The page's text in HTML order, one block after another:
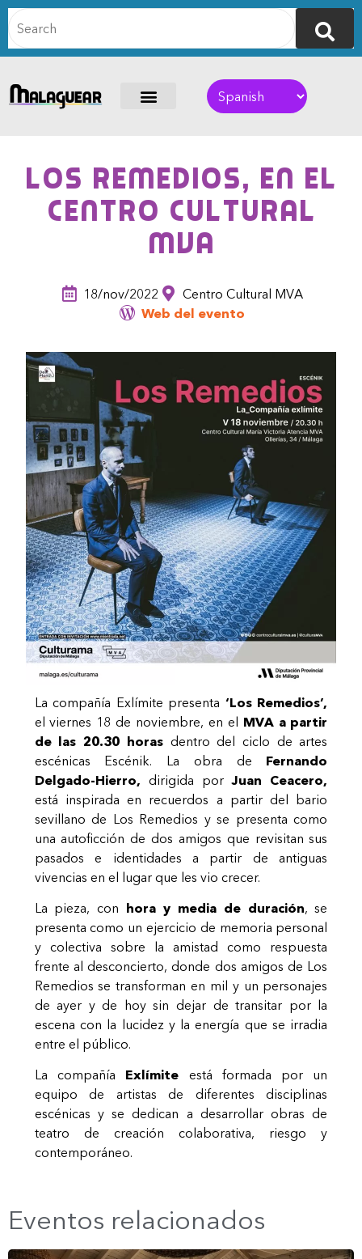
Los Remedios, en el
Centro Cultural
MVA
18/nov/2022
Centro Cultural MVA
Web del evento
La compañía Exlímite presenta ‘Los Remedios’,
el viernes 18 de noviembre, en el MVA a partir
de las 20.30 horasdentro del ciclo de artes
escénicas Escénik. La obra de Fernando
Delgado-Hierro, dirigida porJuan Ceacero,
está inspirada en recuerdos a partir del bario
sevillano de Los Remedios y se presenta como
una autoficción de dos amigos que revisitan sus
pasados e identidades a partir de antiguas
vivencias en el lugar que les vio crecer.
La pieza, con hora y media de duración, se
presenta como un ejercicio de memoria personal
y colectiva sobre la amistad como respuesta
frente al desconcierto, donde dos amigos de Los
Remedios se transforman en mil y un personajes
de ayer y de hoy sin dejar de transitar por la
escena con la lucidez y la energía que se irradia
entre el público.
La compañía Exlímite está formada por un
equipo de artistas de diferentes disciplinas
escénicas y se dedican a desarrollar obras de
teatro de creación colaborativa, riesgo y
contemporáneo.
Eventos relacionados